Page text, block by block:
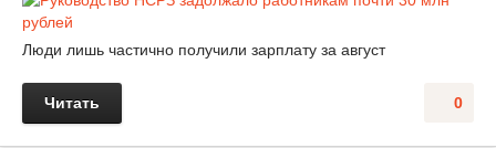
Люди лишь частично получили зарплату за август
0
Читать